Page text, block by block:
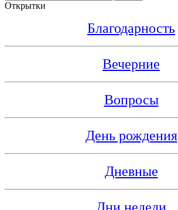
Открытки
Благодарность
Вечерние
Вопросы
День рождения
Дневные